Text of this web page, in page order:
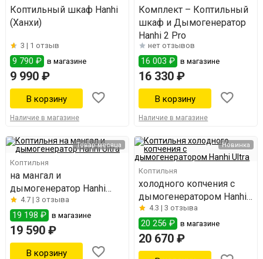
Коптильный шкаф Hanhi
(Ханхи)
3 | 1 отзыв
9 790 ₽ в магазине
9 990 ₽
Наличие в магазине
Комплект – Коптильный
шкаф и Дымогенератор
Hanhi 2 Pro
нет отзывов
16 003 ₽ в магазине
16 330 ₽
Наличие в магазине
Товар месяца
Коптильня
на мангал и
дымогенератор Hanhi
Ultra
4.7 | 3 отзыва
19 198 ₽ в магазине
19 590 ₽
Новинка
Коптильня
холодного копчения с
дымогенератором Hanhi
Ultra4.3 |3 отзыва
20 256 ₽ в магазине
20 670 ₽